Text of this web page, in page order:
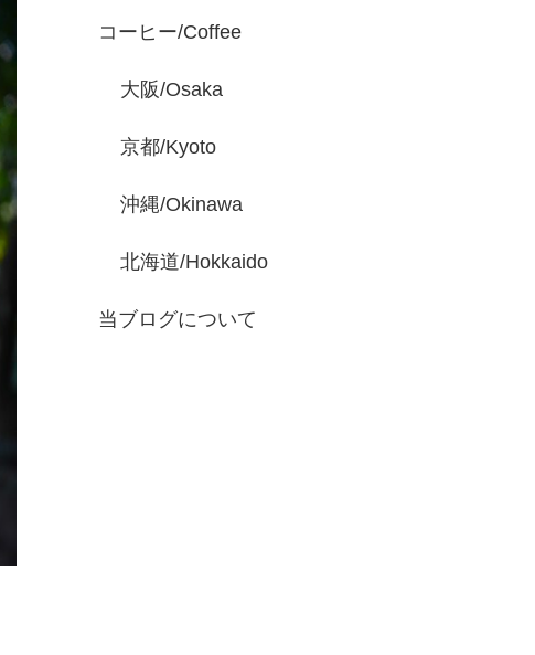
コーヒー/Coffee
大阪/Osaka
京都/Kyoto
沖縄/Okinawa
北海道/Hokkaido
当ブログについて